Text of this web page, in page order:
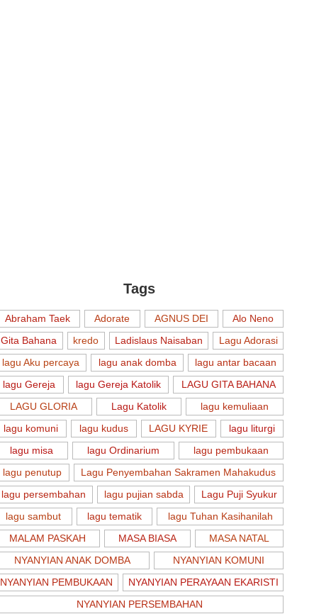
Tags
Abraham Taek Adorate AGNUS DEI
Alo Neno
Gita Bahana
kredo Ladislaus Naisaban
Lagu Adorasi
lagu Aku percaya
lagu anak domba
lagu antar bacaan
lagu Gereja
lagu Gereja Katolik
LAGU GITA BAHANA
LAGU GLORIA
Lagu Katolik
lagu kemuliaan
lagu komuni
lagu kudus LAGU KYRIE
lagu liturgi
lagu misa
lagu Ordinarium
lagu pembukaan
lagu penutup
Lagu Penyembahan Sakramen Mahakudus
lagu persembahan
lagu pujian sabda
Lagu Puji Syukur
lagu sambut
lagu tematik
lagu Tuhan Kasihanilah
MALAM PASKAH
MASA BIASA
MASA NATAL
NYANYIAN ANAK DOMBA
NYANYIAN KOMUNI
NYANYIAN PEMBUKAAN
NYANYIAN PERAYAAN EKARISTI
NYANYIAN PERSEMBAHAN